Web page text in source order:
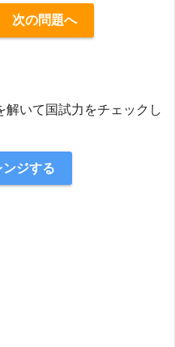
次の問題へ
いて国試力をチェックし
ジする